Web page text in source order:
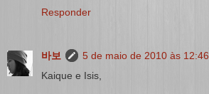
Responder
바보
5 de maio de 2010 às 12:46
Kaique e Isis,